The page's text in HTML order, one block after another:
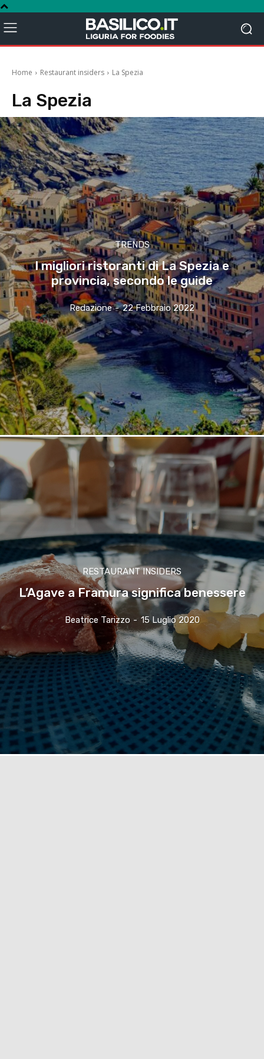
Home Restaurant insiders La Spezia
La Spezia
TRENDS
I migliori ristoranti di La Spezia e
provincia, secondo le guide
Redazione - 22 Febbraio 2022
RESTAURANT INSIDERS
L’Agave a Framura significa benessere
Beatrice Tarizzo - 15 Luglio 2020